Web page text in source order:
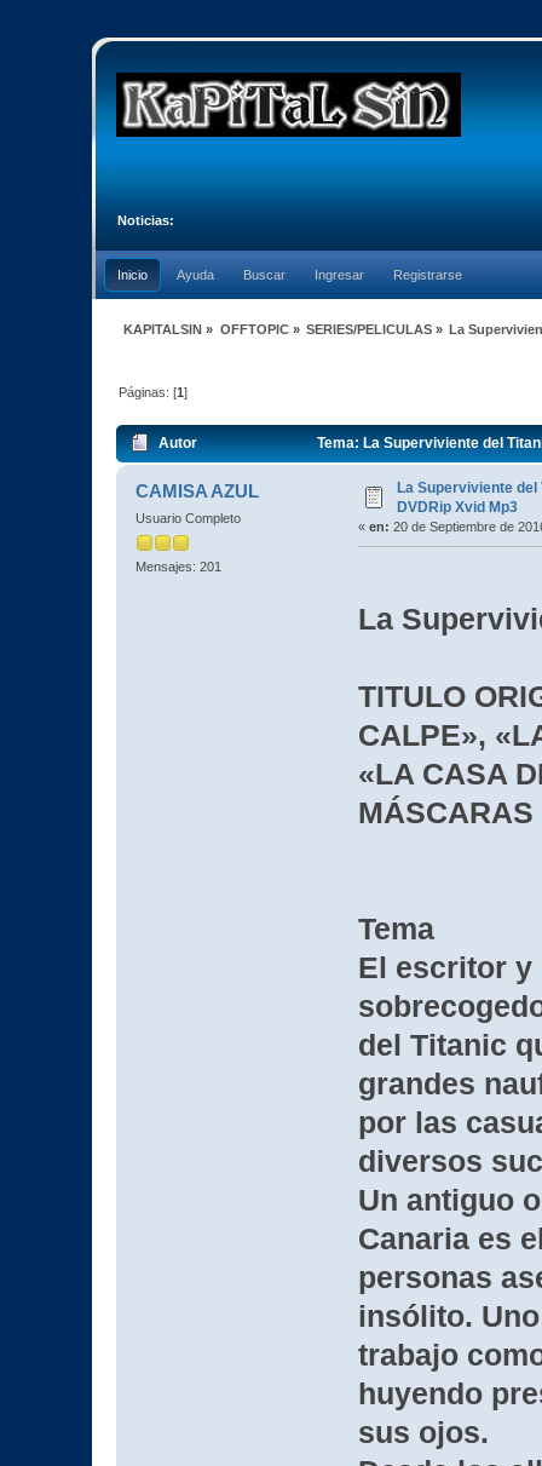
Noticias:
Inicio Ayuda Buscar Ingresar Registrarse
KAPITALSIN » OFFTOPIC» SERIES/PELICULAS» La
Páginas: [1]
Autor Tema: La Superviviente del
CAMISA AZUL
Usuario Completo
Mensajes: 201
La Superviviente
DVDRip Xvid Mp3
« en: 20 de Septiembre de
La
TITULO
CALPE»,
«LA CASA
MÁSCARAS
Tema
El escritor y
del Titanic
grandes
por las
diversos
Un antiguo
Canaria es
personas
insólito.
trabajo
huyendo
sus ojos.